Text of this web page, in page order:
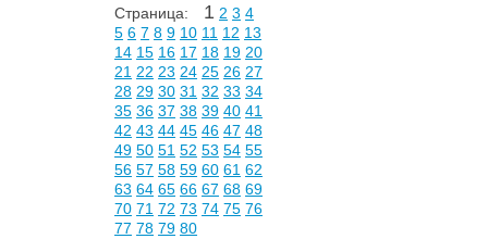
Страница: 1 2 3 4
5 6 7 8 9 10 11 12 13
14 15 16 17 18 19 20
21 22 23 24 25 26 27
28 29 30 31 32 33 34
35 36 37 38 39 40 41
42 43 44 45 46 47 48
49 50 51 52 53 54 55
56 57 58 59 60 61 62
63 64 65 66 67 68 69
70 71 72 73 74 75 76
77 78 79 80